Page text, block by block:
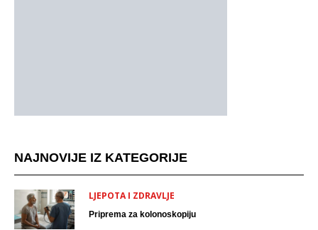
NAJNOVIJE IZ KATEGORIJE
LJEPOTA I ZDRAVLJE
Priprema za kolonoskopiju